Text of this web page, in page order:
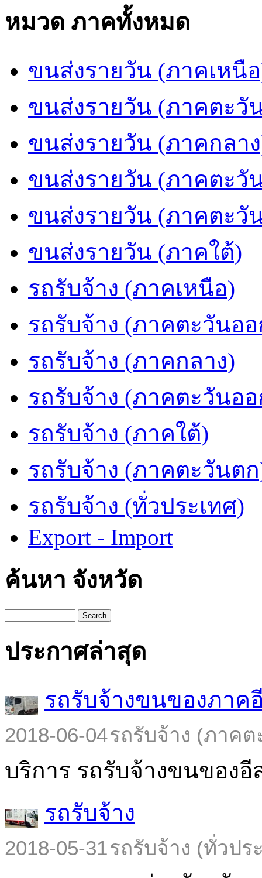
หมวด ภาคทั้งหมด
ขนส่งรายวัน (ภาคเหนื
ขนส่งรายวัน (ภาคตะวั
ขนส่งรายวัน (ภาคกลา
ขนส่งรายวัน (ภาคตะวั
ขนส่งรายวัน (ภาคตะวั
ขนส่งรายวัน (ภาคใต้)
รถรับจ้าง (ภาคเหนือ)
รถรับจ้าง (ภาคตะวันออ
รถรับจ้าง (ภาคกลาง)
รถรับจ้าง (ภาคตะวันอ
รถรับจ้าง (ภาคใต้)
รถรับจ้าง (ภาคตะวันต
รถรับจ้าง (ทั่วประเทศ)
Export - Import
ค้นหา จังหวัด
Search
ประกาศล่าสุด
รถรับจ้างขนของภาค
2018-06-04รถรับจ้าง (ภาคต
บริการ รถรับจ้างขนของ
รถรับจ้าง
2018-05-31รถรับจ้าง (ทั่วปร